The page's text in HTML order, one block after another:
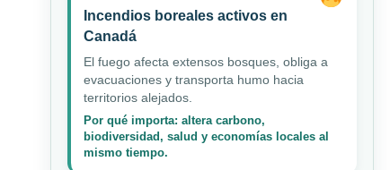
Incendios boreales activos en
Canadá
El fuego afecta extensos bosques, obliga a
evacuaciones y transporta humo hacia
territorios alejados.
Por qué importa: altera carbono,
biodiversidad, salud y economías locales al
mismo tiempo.